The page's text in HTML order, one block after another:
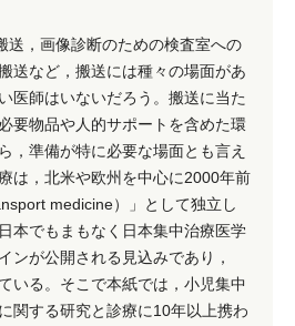
，画像診断のための検査室への
送など，搬送には種々の場面があ
医師はいないだろう。搬送に当た
要物品や人的サポートを含めた環
，準備が特に必要な場面とも言え
は，北米や欧州を中心に2000年前
medicine）」として独立し
本でもまもなく日本集中治療医学
ンが公開される見込みであり，
いる。そこで本紙では，小児集中
関する研究と診療に10年以上携わ